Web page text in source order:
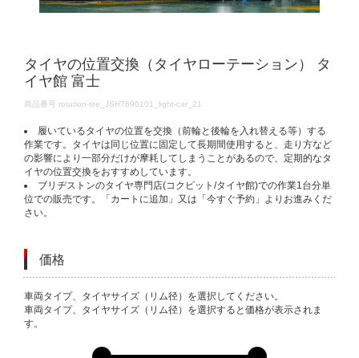
タイヤの位置交換（タイヤローテーション） タ
イヤ館 富士
DETAILS
商品番号 rotation-tire_JSH7690101_light-car_21
履いているタイヤの位置を交換（前輪と後輪を入れ替える等）する
作業です。タイヤは同じ位置に固定して長期間使用すると、走り方など
の影響により一部分だけが摩耗してしまうことがあるので、定期的なタ
イヤの位置交換をおすすめしています。
ブリヂストンのタイヤ専門店(コクピット/タイヤ館)での作業1台分単
位での販売です。「カートに追加」又は「今すぐ予約」よりお進みくだ
さい。
価格
VARIATIONS
車両タイプ、タイヤサイズ（リム径）を選択してください。
車両タイプ、タイヤサイズ（リム径）を選択すると価格が表示されま
す。